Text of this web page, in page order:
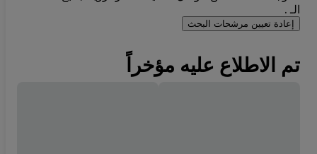
الـ .
إعادة تعيين مرشحات البحث
تم الاطلاع عليه مؤخراً